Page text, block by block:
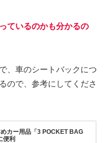
ているのかも分かるの
、車のシートバックにつ
ので、参考にしてくださ
カー用品「3 POCKET BAG
便利